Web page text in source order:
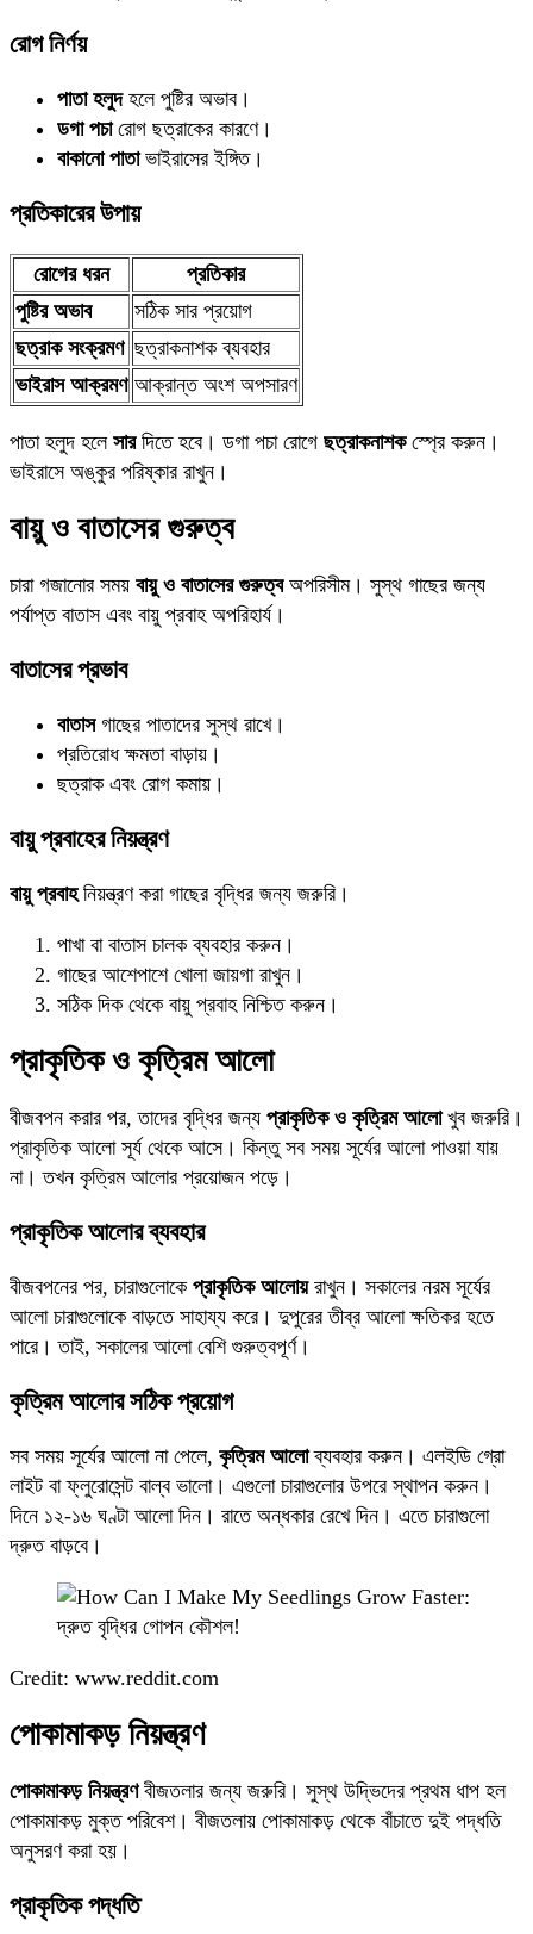
রোগ নির্ণয়
পাতা হলুদহলে পুষ্টির অভাব।
ডগা পচারোগ ছত্রাকের কারণে।
বাকানো পাতাভাইরাসের ইঙ্গিত।
প্রতিকারের উপায়
রোগের ধরন
প্রতিকার
পুষ্টির অভাব
সঠিক সার প্রয়োগ
ছত্রাক সংক্রমণ ছত্রাকনাশক ব্যবহার
ভাইরাস আক্রমণ আক্রান্ত অংশ অপসারণ
পাতা হলুদ হলে সারদিতে হবে। ডগা পচা রোগে ছত্রাকনাশকস্প্রে করুন।
ভাইরাসে অঙ্কুর পরিষ্কার রাখুন।
বায়ু ও বাতাসের গুরুত্ব
চারা গজানোর সময় বায়ু ও বাতাসের গুরুত্বঅপরিসীম। সুস্থ গাছের জন্য
পর্যাপ্ত বাতাস এবং বায়ু প্রবাহ অপরিহার্য।
বাতাসের প্রভাব
বাতাসগাছের পাতাদের সুস্থ রাখে।
প্রতিরোধ ক্ষমতা বাড়ায়।
ছত্রাক এবং রোগ কমায়।
বায়ু প্রবাহের নিয়ন্ত্রণ
বায়ু প্রবাহনিয়ন্ত্রণ করা গাছের বৃদ্ধির জন্য জরুরি।
পাখা বা বাতাস চালক ব্যবহার করুন।
গাছের আশেপাশে খোলা জায়গা রাখুন।
সঠিক দিক থেকে বায়ু প্রবাহ নিশ্চিত করুন।
প্রাকৃতিক ও কৃত্রিম আলো
বীজবপন করার পর, তাদের বৃদ্ধির জন্য প্রাকৃতিক ও কৃত্রিম আলোখুব জরুরি।
প্রাকৃতিক আলো সূর্য থেকে আসে। কিন্তু সব সময় সূর্যের আলো পাওয়া যায়
না। তখন কৃত্রিম আলোর প্রয়োজন পড়ে।
প্রাকৃতিক আলোর ব্যবহার
বীজবপনের পর, চারাগুলোকে প্রাকৃতিক আলোয়রাখুন। সকালের নরম সূর্যের
আলো চারাগুলোকে বাড়তে সাহায্য করে। দুপুরের তীব্র আলো ক্ষতিকর হতে
পারে। তাই, সকালের আলো বেশি গুরুত্বপূর্ণ।
কৃত্রিম আলোর সঠিক প্রয়োগ
সব সময় সূর্যের আলো না পেলে, কৃত্রিম আলোব্যবহার করুন। এলইডি গ্রো
লাইট বা ফ্লুরোসেন্ট বাল্ব ভালো। এগুলো চারাগুলোর উপরে স্থাপন করুন।
দিনে ১২-১৬ ঘণ্টা আলো দিন। রাতে অন্ধকার রেখে দিন। এতে চারাগুলো
দ্রুত বাড়বে।
Credit: www.reddit.com
পোকামাকড় নিয়ন্ত্রণ
পোকামাকড় নিয়ন্ত্রণবীজতলার জন্য জরুরি। সুস্থ উদ্ভিদের প্রথম ধাপ হল
পোকামাকড় মুক্ত পরিবেশ। বীজতলায় পোকামাকড় থেকে বাঁচাতে দুই পদ্ধতি
অনুসরণ করা হয়।
প্রাকৃতিক পদ্ধতি